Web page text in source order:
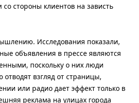
со стороны клиентов на зависть
Исследования показали,
объявления в прессе являются
поскольку о них люди
отводят взгляд от страницы,
или радио дает эффект только в
реклама на улицах города